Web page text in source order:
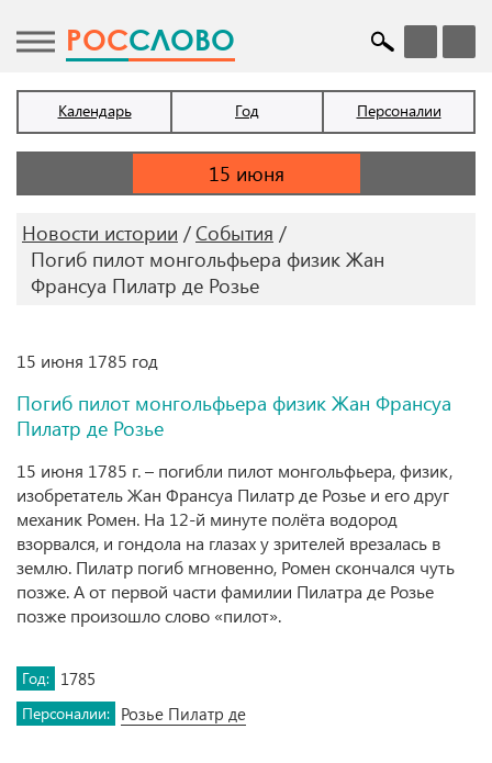
POCСЛОВО
Календарь Год Персоналии
Новости истории
События
Погиб пилот монгольфьера физик Жан
Франсуа Пилатр де Розье
15 июня 1785 год
Погиб пилот монгольфьера физик Жан Франсуа
Пилатр де Розье
15 июня 1785 г. – погибли пилот монгольфьера, физик,
изобретатель Жан Франсуа Пилатр де Розье и его друг
механик Ромен. На 12-й минуте полёта водород
взорвался, и гондола на глазах у зрителей врезалась в
землю. Пилатр погиб мгновенно, Ромен скончался чуть
позже. А от первой части фамилии Пилатра де Розье
позже произошло слово «пилот».
Год: 1785
Персоналии: Розье Пилатр де